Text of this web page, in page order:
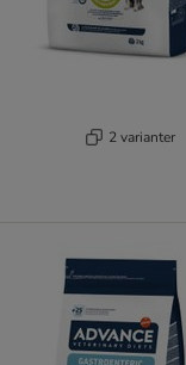
2 varianter